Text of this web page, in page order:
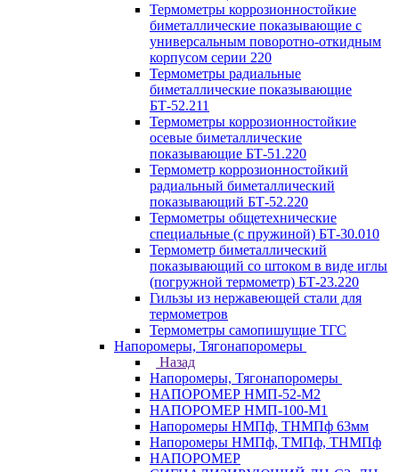
Термометры коррозионностойкие
биметаллические показывающие с
универсальным поворотно-откидным
корпусом серии 220
Термометры радиальные
биметаллические показывающие
БТ-52.211
Термометры коррозионностойкие
осевые биметаллические
показывающие БТ-51.220
Термометр коррозионностойкий
радиальный биметаллический
показывающий БТ-52.220
Термометры общетехнические
специальные (с пружиной) БТ-30.010
Термометр биметаллический
показывающий со штоком в виде иглы
(погружной термометр) БТ-23.220
Гильзы из нержавеющей стали для
термометров
Термометры самопишущие ТГС
Напоромеры, Тягонапоромеры
Назад
Напоромеры, Тягонапоромеры
НАПОРОМЕР НМП-52-М2
НАПОРОМЕР НМП-100-М1
Напоромеры НМПф, ТНМПф 63мм
Напоромеры НМПф, ТМПф, ТНМПф
НАПОРОМЕР